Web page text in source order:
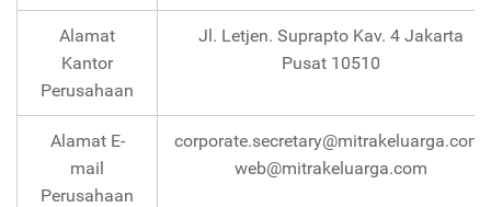
Alamat
Kantor
Perusahaan
Jl. Letjen. Suprapto Kav. 4 Jakarta
Pusat 10510
Alamat E-
mail
Perusahaan
corporate.secretary@mitrakeluarga.com,
web@mitrakeluarga.com